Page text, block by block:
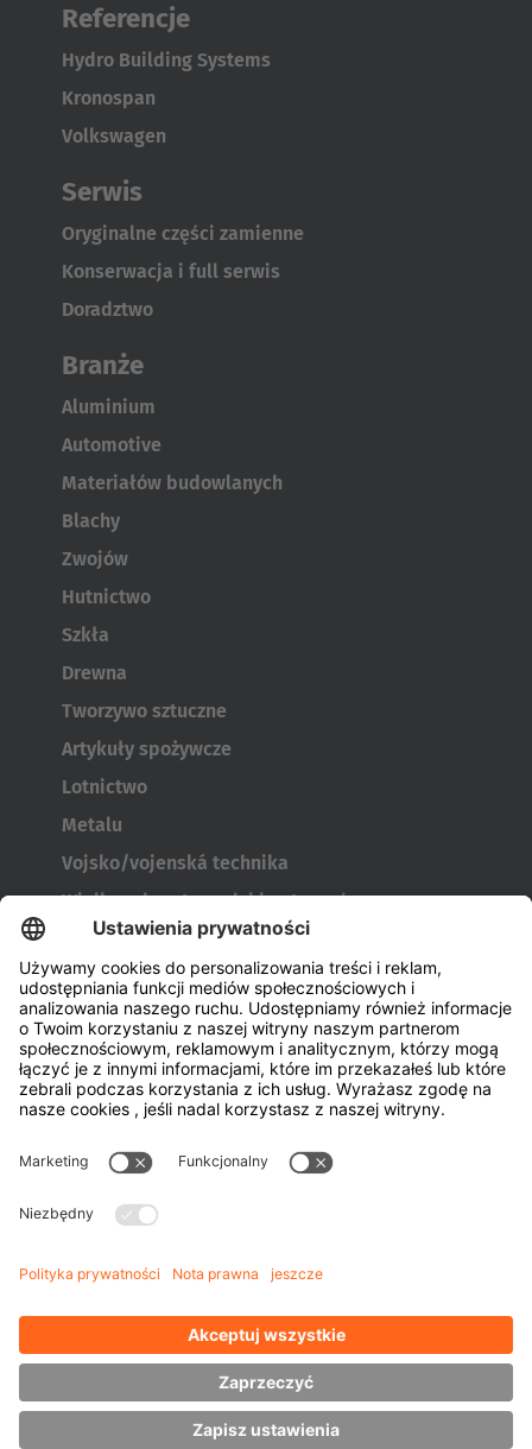
Referencje
Hydro Building Systems
Kronospan
Volkswagen
Serwis
Oryginalne części zamienne
Konserwacja i full serwis
Doradztwo
Branże
Aluminium
Automotive
Materiałów budowlanych
Blachy
Zwojów
Hutnictwo
Szkła
Drewna
Tworzywo sztuczne
Artykuły spożywcze
Lotnictwo
Metalu
Vojsko/vojenská technika
Wielkogabarytowych i kontenerów
Narzędzia do produkcji opon
Transportery bębnów
Drzwi i okien
Firma
o firmie HUBTEX
Zrównoważony rozwój
Przedstawiciel
Wiedza
Pliki do pobrania
Zarządzanie energią
Wózek widłowy boczny